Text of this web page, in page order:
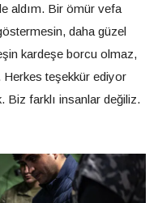
aldım. Bir ömür vefa
daha güzel
kardeşe borcu olmaz,
teşekkür ediyor
Biz farklı insanlar değiliz.